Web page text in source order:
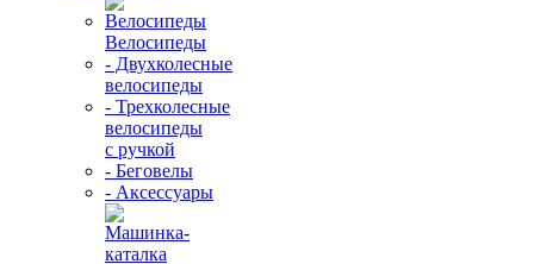
Велосипеды
- Двухколесные
велосипеды
- Трехколесные
велосипеды
с ручкой
- Беговелы
- Аксессуары